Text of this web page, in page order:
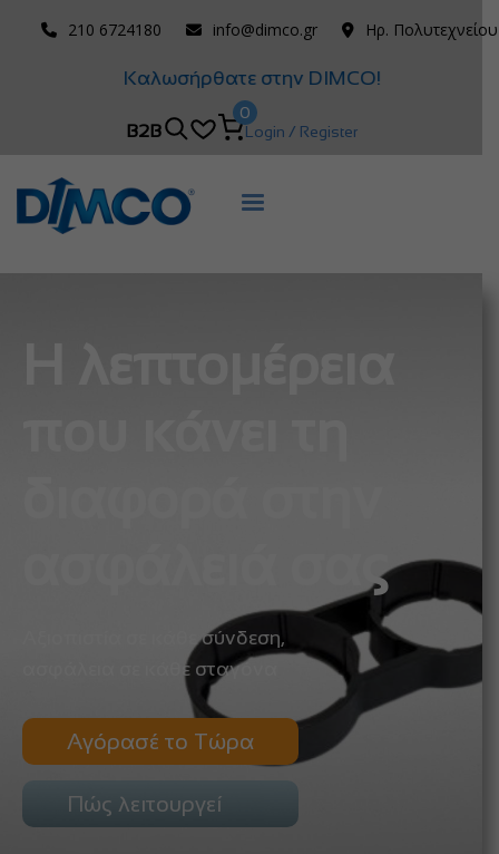
210 6724180 info@dimco.gr Ηρ.
Καλωσήρθατε στην DIMCO!
B2B
0
Login / Register
ασφάλειά σας
Αξιοπιστία σε κάθε σύνδεση,
ασφάλεια σε κάθε σταγόνα
Αγόρασέ το Τώρα
Πώς λειτουργεί